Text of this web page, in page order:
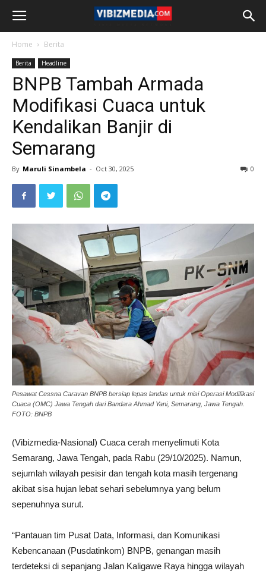
Home Berita
Berita Headline
BNPB Tambah Armada
Modifikasi Cuaca untuk
Kendalikan Banjir di
Semarang
By Maruli Sinambela - Oct 30, 2025 0
Pesawat Cessna Caravan BNPB bersiap lepas landas untuk misi Operasi Modifikasi
Cuaca (OMC) Jawa Tengah dari Bandara Ahmad Yani, Semarang, Jawa Tengah.
FOTO: BNPB
(Vibizmedia-Nasional) Cuaca cerah menyelimuti Kota
Semarang, Jawa Tengah, pada Rabu (29/10/2025). Namun,
sejumlah wilayah pesisir dan tengah kota masih tergenang
akibat sisa hujan lebat sehari sebelumnya yang belum
sepenuhnya surut.
“Pantauan tim Pusat Data, Informasi, dan Komunikasi
Kebencanaan (Pusdatinkom) BNPB, genangan masih
terdeteksi di sepanjang Jalan Kaligawe Raya hingga wilayah